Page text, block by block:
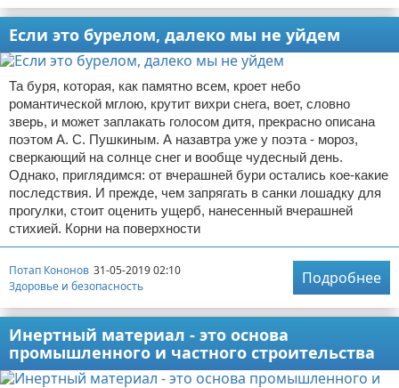
Если это бурелом, далеко мы не уйдем
Та буря, которая, как памятно всем, кроет небо
романтической мглою, крутит вихри снега, воет, словно
зверь, и может заплакать голосом дитя, прекрасно описана
поэтом А. С. Пушкиным. А назавтра уже у поэта - мороз,
сверкающий на солнце снег и вообще чудесный день.
Однако, приглядимся: от вчерашней бури остались кое-какие
последствия. И прежде, чем запрягать в санки лошадку для
прогулки, стоит оценить ущерб, нанесенный вчерашней
стихией. Корни на поверхности
Потап Кононов 31-05-2019 02:10
Здоровье и безопасность
Подробнее
Инертный материал - это основа
промышленного и частного строительства